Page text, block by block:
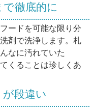
徹底的に
ードを可能な限り分
剤で洗浄します。札
なに汚れていた
くることは珍しくあ
段違い